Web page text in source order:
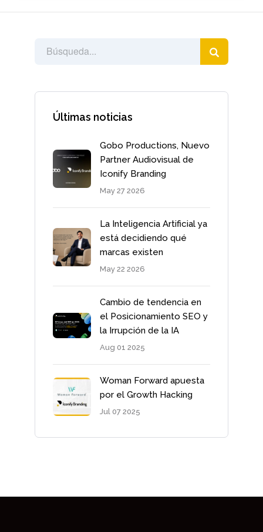
Últimas noticias
Gobo Productions, Nuevo
Partner Audiovisual de
Iconify Branding
May 27 2026
La Inteligencia Artificial ya
está decidiendo qué
marcas existen
May 22 2026
Cambio de tendencia en
el Posicionamiento SEO y
la Irrupción de la IA
Aug 01 2025
Woman Forward apuesta
por el Growth Hacking
Jul 07 2025